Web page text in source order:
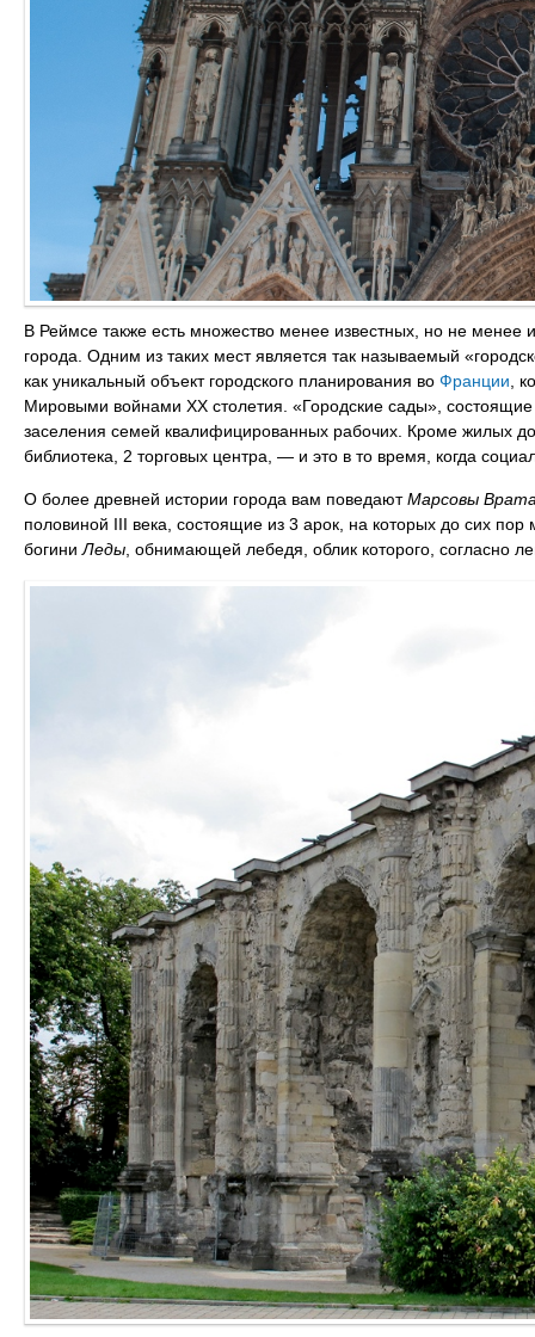
В Реймсе также есть множество менее известных, но не менее
города. Одним из таких мест является так называемый
как уникальный объект городского планирования во Франции,
Мировыми войнами XX столетия. «Городские сады»,
заселения семей квалифицированных рабочих. Кроме жилых
библиотека, 2 торговых центра, — и это в то время, когда
О более древней истории города вам поведаютМарсовы
половиной III века, состоящие из 3 арок, на которых до сих
богиниЛеды, обнимающей лебедя, облик которого, согласно